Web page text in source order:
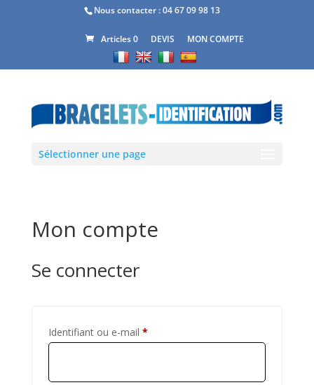
Nous contacter :04 67 09 98 13
Articles 0 DEVIS MON COMPTE
Sélectionner une page
Mon compte
Se connecter
Identifiant ou e-mail *Obligatoire